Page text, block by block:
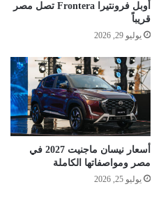
أوبل فرونتيرا Frontera تصل مصر
قريباً
يوليو 29, 2026
أسعار نيسان ماجنيت 2027 في
مصر ومواصفاتها الكاملة
يوليو 25, 2026